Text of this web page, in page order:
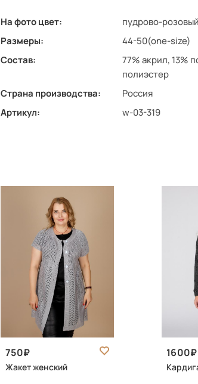
На фото цвет:
пудрово-розовый
Размеры:
44-50(one-size)
Состав:
77% акрил, 13%
полиэстер
Страна производства:
Россия
Артикул:
w-03-319
750
Жакет женский
1600